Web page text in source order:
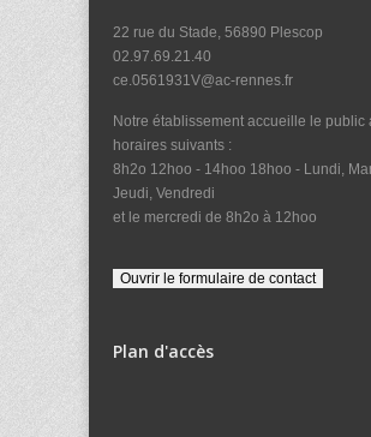
22 rue du Stade, 56890 Plescop
02.97.69.21.40
ce.0561931V@ac-rennes.fr
Notre établissement accueille le public
horaires suivants :
8h2o 12hoo - 14hoo 18hoo - Lundi,
Jeudi, Vendredi
et le mercredi de 8h2o à 12hoo
Plan d'accès